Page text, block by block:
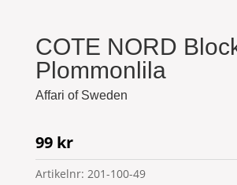
COTE NORD
Plommonlila
Affari of Sweden
99 kr
Artikelnr: 201-100-49